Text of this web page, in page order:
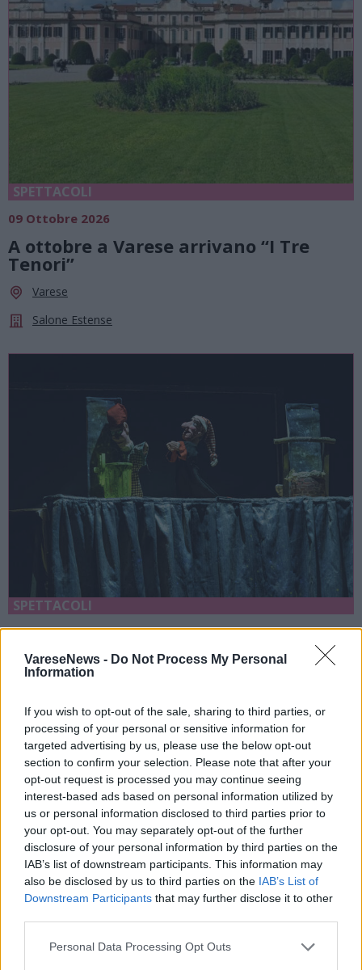
VareseNews - Do Not Process My Personal
Information
If you wish to opt-out of the sale, sharing to third parties, or
processing of your personal or sensitive information for
targeted advertising by us, please use the below opt-out
section to confirm your selection. Please note that after your
opt-out request is processed you may continue seeing
interest-based ads based on personal information utilized by
us or personal information disclosed to third parties prior to
your opt-out. You may separately opt-out of the further
disclosure of your personal information by third parties on the
IAB’s list of downstream participants. This information may
also be disclosed by us to third parties on the IAB’s List of
Downstream Participants that may further disclose it to other
Personal Data Processing Opt Outs
SPETTACOLI
09 Ottobre 2026
A ottobre a Varese arrivano “I Tre
Tenori”
Varese
Salone Estense
SPETTACOLI
19 Agosto 2026
Terra e Laghi Festival porta a
Craveggia colori e risate con “Acqua
Craveggia